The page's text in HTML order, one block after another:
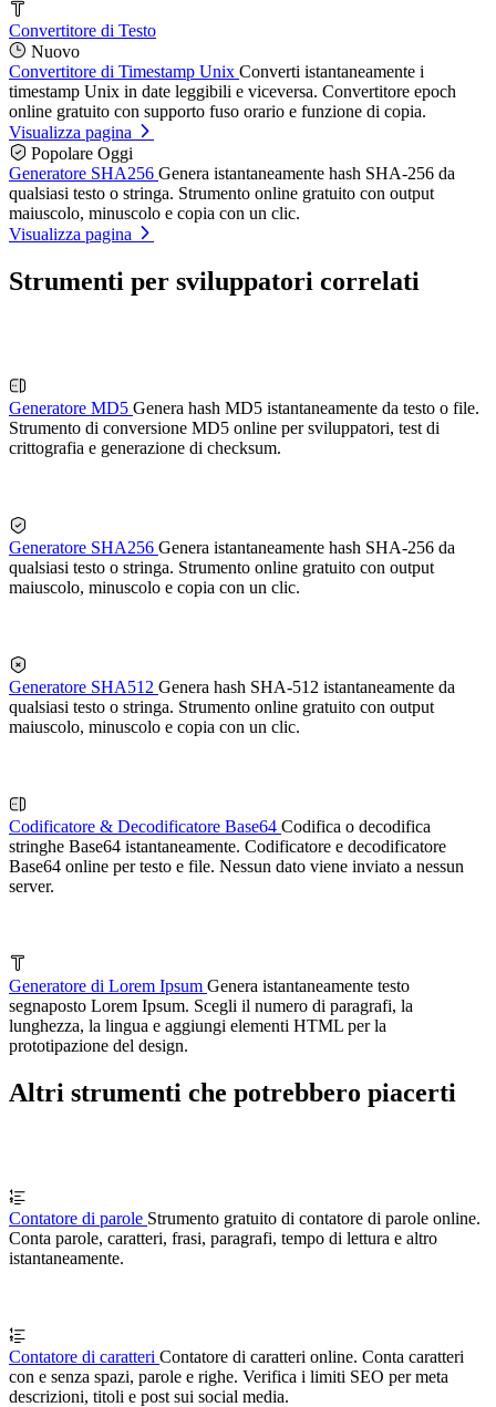
Convertitore di Testo
Nuovo
Convertitore di Timestamp Unix Converti istantaneamente i
timestamp Unix in date leggibili e viceversa. Convertitore epoch
online gratuito con supporto fuso orario e funzione di copia.
Visualizza pagina
Popolare Oggi
Generatore SHA256 Genera istantaneamente hash SHA-256 da
qualsiasi testo o stringa. Strumento online gratuito con output
maiuscolo, minuscolo e copia con un clic.
Visualizza pagina
Strumenti per sviluppatori correlati
Generatore MD5 Genera hash MD5 istantaneamente da testo o file.
Strumento di conversione MD5 online per sviluppatori, test di
crittografia e generazione di checksum.
Generatore SHA256 Genera istantaneamente hash SHA-256 da
qualsiasi testo o stringa. Strumento online gratuito con output
maiuscolo, minuscolo e copia con un clic.
Generatore SHA512 Genera hash SHA-512 istantaneamente da
qualsiasi testo o stringa. Strumento online gratuito con output
maiuscolo, minuscolo e copia con un clic.
Codificatore & Decodificatore Base64 Codifica o decodifica
stringhe Base64 istantaneamente. Codificatore e decodificatore
Base64 online per testo e file. Nessun dato viene inviato a nessun
server.
Generatore di Lorem Ipsum Genera istantaneamente testo
segnaposto Lorem Ipsum. Scegli il numero di paragrafi, la
lunghezza, la lingua e aggiungi elementi HTML per la
prototipazione del design.
Altri strumenti che potrebbero piacerti
Contatore di parole Strumento gratuito di contatore di parole online.
Conta parole, caratteri, frasi, paragrafi, tempo di lettura e altro
istantaneamente.
Contatore di caratteri Contatore di caratteri online. Conta caratteri
con e senza spazi, parole e righe. Verifica i limiti SEO per meta
descrizioni, titoli e post sui social media.